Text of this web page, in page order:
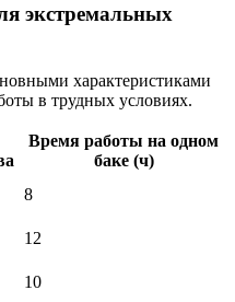
экстремальных
характеристиками
в трудных условиях.
Время работы на одном
баке (ч)
8
12
10